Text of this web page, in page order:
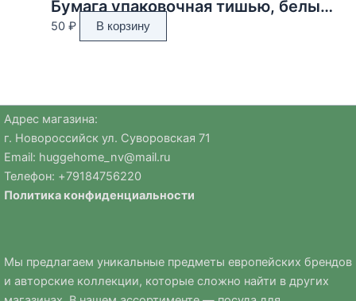
Бумага упаковочная тишью, белый, 50 см х 66 см
50 ₽ В корзину
Адрес магазина:
г. Новороссийск ул. Суворовская 71
Email: huggehome_nv@mail.ru
Телефон: +79184756220
Политика конфиденциальности
Мы предлагаем уникальные предметы европейских брендов
и авторские коллекции, которые сложно найти в других